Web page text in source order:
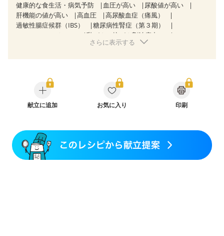
健康的な食生活・病気予防 血圧が高い
尿酸値が高い
肝機能の値が高い
高血圧
高尿酸血症（痛風）
過敏性腸症候群（IBS）
糖尿病性腎症（第３期）
CKD（ステージ３a）
乳がん（抗がん剤治療中）
乳がん（ホルモン療法中）
乳がん（放射線治療中）
フレイル（年齢に合わせた体作り）
貧血対策
ニキビ・肌荒れ
更年期
さらに表示する
献立に追加 お気に入り 印刷